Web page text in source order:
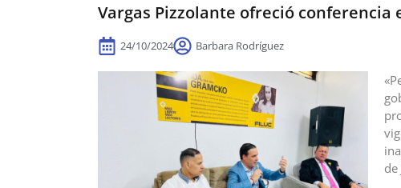
Vargas Pizzolante ofreció
24/10/2024 Barbara Rodríguez
de